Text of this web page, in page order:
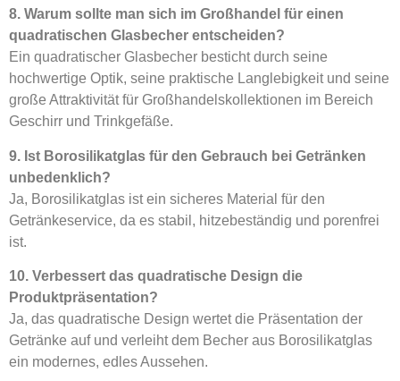
8. Warum sollte man sich im Großhandel für einen
quadratischen Glasbecher entscheiden?
Ein quadratischer Glasbecher besticht durch seine
hochwertige Optik, seine praktische Langlebigkeit und seine
große Attraktivität für Großhandelskollektionen im Bereich
Geschirr und Trinkgefäße.
9. Ist Borosilikatglas für den Gebrauch bei Getränken
unbedenklich?
Ja, Borosilikatglas ist ein sicheres Material für den
Getränkeservice, da es stabil, hitzebeständig und porenfrei
ist.
10. Verbessert das quadratische Design die
Produktpräsentation?
Ja, das quadratische Design wertet die Präsentation der
Getränke auf und verleiht dem Becher aus Borosilikatglas
ein modernes, edles Aussehen.